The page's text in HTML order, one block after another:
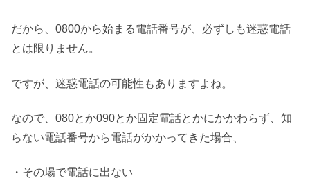
だから、0800から始まる電話番号が、必ずしも迷惑電話
とは限りません。
ですが、迷惑電話の可能性もありますよね。
なので、080とか090とか固定電話とかにかかわらず、知
らない電話番号から電話がかかってきた場合、
・その場で電話に出ない